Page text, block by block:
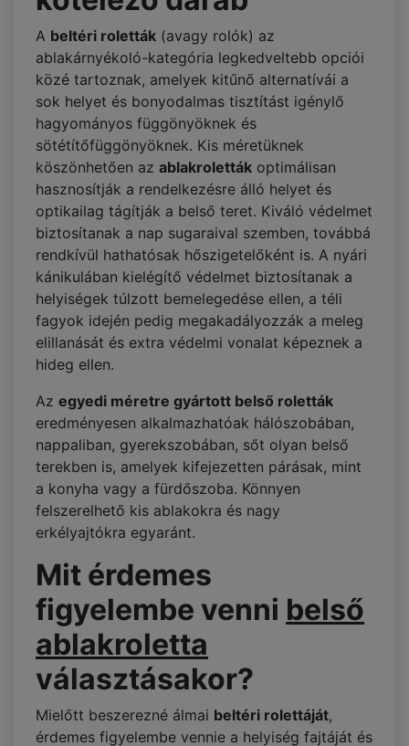
A beltéri roletták (avagy rolók) az
ablakárnyékoló-kategória legkedveltebb opciói
közé tartoznak, amelyek kitűnő alternatívái a
sok helyet és bonyodalmas tisztítást igénylő
hagyományos függönyöknek és
sötétítőfüggönyöknek. Kis méretüknek
köszönhetően az ablakroletták optimálisan
hasznosítják a rendelkezésre álló helyet és
optikailag tágítják a belső teret. Kiváló védelmet
biztosítanak a nap sugaraival szemben, továbbá
rendkívül hathatósak hőszigetelőként is. A nyári
kánikulában kielégítő védelmet biztosítanak a
helyiségek túlzott bemelegedése ellen, a téli
fagyok idején pedig megakadályozzák a meleg
elillanását és extra védelmi vonalat képeznek a
hideg ellen.
Az egyedi méretre gyártott belső roletták
eredményesen alkalmazhatóak hálószobában,
nappaliban, gyerekszobában, sőt olyan belső
terekben is, amelyek kifejezetten párásak, mint
a konyha vagy a fürdőszoba. Könnyen
felszerelhető kis ablakokra és nagy
erkélyajtókra egyaránt.
Mit érdemes
figyelembe venni belső
ablakroletta
választásakor?
Mielőtt beszerezné álmai beltéri rolettáját,
érdemes figyelembe vennie a helyiség fajtáját és